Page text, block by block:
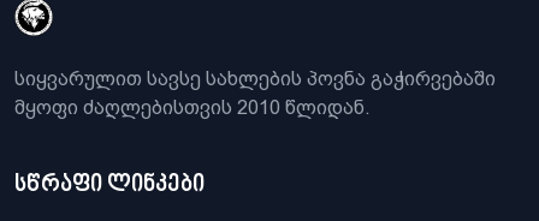
სიყვარულით სავსე სახლების პოვნა გაჭირვებაში
მყოფი ძაღლებისთვის 2010 წლიდან.
სწრაფი ლინკები